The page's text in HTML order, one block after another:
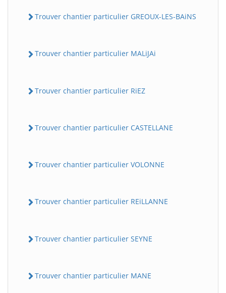
Trouver chantier particulier GREOUX-LES-BAiNS
Trouver chantier particulier MALiJAi
Trouver chantier particulier RiEZ
Trouver chantier particulier CASTELLANE
Trouver chantier particulier VOLONNE
Trouver chantier particulier REiLLANNE
Trouver chantier particulier SEYNE
Trouver chantier particulier MANE